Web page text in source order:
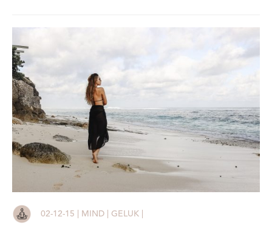
02-12-15 | MIND | GELUK |